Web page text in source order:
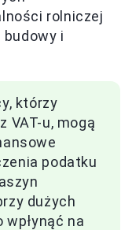
rolniczej
budowy i
którzy
VAT-u, mogą
podatku
dużych
na